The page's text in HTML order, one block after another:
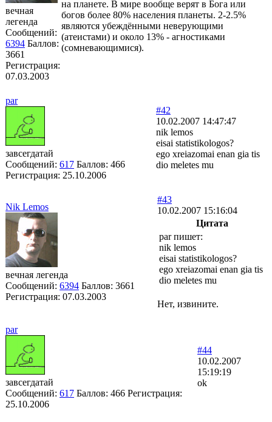
вечная
легенда
Сообщений:
6394 Баллов:
3661
Регистрация:
07.03.2003
на планете. В мире вообще верят в Бога или
богов более 80% населения планеты. 2-2.5%
являются убеждёнными неверующими
(атеистами) и около 13% - агностиками
(сомневающимися).
par
завсегдатай
Сообщений: 617 Баллов: 466
Регистрация: 25.10.2006
#42
10.02.2007 14:47:47
nik lemos
eisai statistikologos?
ego xreiazomai enan gia tis
dio meletes mu
Nik Lemos
вечная легенда
Сообщений: 6394 Баллов: 3661
Регистрация: 07.03.2003
#43
10.02.2007 15:16:04
Цитата
par пишет:
nik lemos
eisai statistikologos?
ego xreiazomai enan gia tis
dio meletes mu
Нет, извините.
par
завсегдатай
Сообщений: 617 Баллов: 466 Регистрация:
25.10.2006
#44
10.02.2007
15:19:19
ok